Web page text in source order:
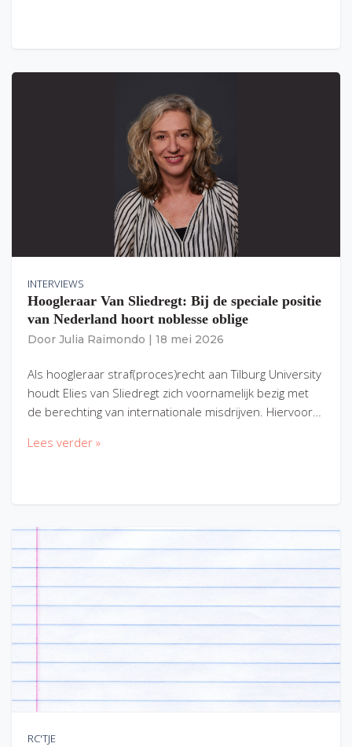
INTERVIEWS
Hoogleraar Van Sliedregt: Bij de speciale positie
van Nederland hoort noblesse oblige
Door Julia Raimondo 18 mei 2026
Als hoogleraar straf(proces)recht aan Tilburg University
houdt Elies van Sliedregt zich voornamelijk bezig met
de berechting van internationale misdrijven. Hiervoor…
Lees verder »
RC'TJE